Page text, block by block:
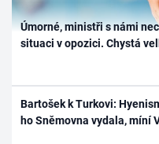
Úmorné, ministři s námi
situaci v opozici. Chystá
Bartošek k Turkovi:
ho Sněmovna vydala, míní